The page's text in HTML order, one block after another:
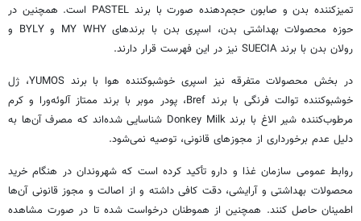
تمیزکننده بدن و صابون حجم‌دهنده صورت با برند PASTEL است. همچنین در
حوزه محصولات بهداشتی بدن، اسپری بدن با برندهای MY WHY و BYLY و
رولان بدن با برند SUECIA نیز در این فهرست قرار دارند.
در بخش محصولات متفرقه نیز اسپری خوشبوکننده هوا با برند YUMOS، ژل
خوشبوکننده توالت فرنگی با برند Bref، پودر موبر با برند ممتاز
آلوئه‌ورا و کرم
مرطوب‌کننده شیر الاغ با برند Donkey Milk شناسایی شده‌اند که مصرف آن‌ها به
دلیل عدم برخورداری از مجوزهای قانونی، توصیه نمی‌شود.
روابط عمومی سازمان غذا و دارو تأکید کرده است که شهروندان در هنگام خرید
محصولات بهداشتی و آرایشی، دقت کافی داشته و از اصالت و مجوز قانونی آن‌ها
اطمینان حاصل کنند. همچنین از هموطنان درخواست شده تا در صورت مشاهده